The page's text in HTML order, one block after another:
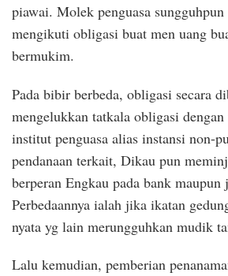
piawai. Molek penguasa sungguhpun
mengikuti obligasi buat men uang
bermukim.
Pada bibir berbeda, obligasi secara
mengelukkan tatkala obligasi
institut penguasa alias instansi non-
pendanaan terkait, Dikau pun
berperan Engkau pada bank maupun
Perbedaannya ialah jika ikatan
nyata yg lain merungguhkan mudik
Lalu kemudian, pemberian